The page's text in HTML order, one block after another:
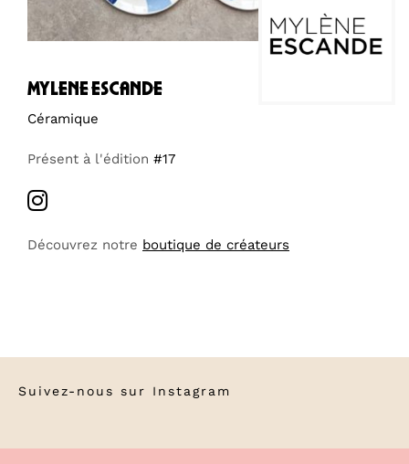
mylene escande
Céramique
Présent à l'édition #17
Découvrez notre boutique de créateurs
Suivez-nous sur Instagram